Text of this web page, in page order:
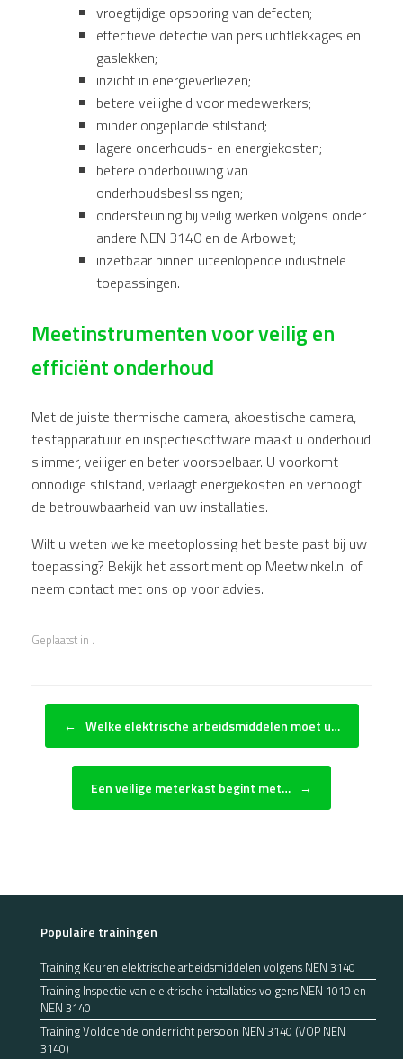
vroegtijdige opsporing van defecten;
effectieve detectie van persluchtlekkages en
gaslekken;
inzicht in energieverliezen;
betere veiligheid voor medewerkers;
minder ongeplande stilstand;
lagere onderhouds- en energiekosten;
betere onderbouwing van
onderhoudsbeslissingen;
ondersteuning bij veilig werken volgens onder
andere NEN 3140 en de Arbowet;
inzetbaar binnen uiteenlopende industriële
toepassingen.
Meetinstrumenten voor veilig en
efficiënt onderhoud
Met de juiste thermische camera, akoestische camera,
testapparatuur en inspectiesoftware maakt u onderhoud
slimmer, veiliger en beter voorspelbaar. U voorkomt
onnodige stilstand, verlaagt energiekosten en verhoogt
de betrouwbaarheid van uw installaties.
Wilt u weten welke meetoplossing het beste past bij uw
toepassing? Bekijk het assortiment op Meetwinkel.nl of
neem contact met ons op voor advies.
Geplaatst in .
Bericht navigatie
← Welke elektrische arbeidsmiddelen moet u…
Een veilige meterkast begint met… →
Populaire trainingen
Training Keuren elektrische arbeidsmiddelen volgens NEN 3140
Training Inspectie van elektrische installaties volgens NEN 1010 en
NEN 3140
Training Voldoende onderricht persoon NEN 3140 (VOP NEN
3140)